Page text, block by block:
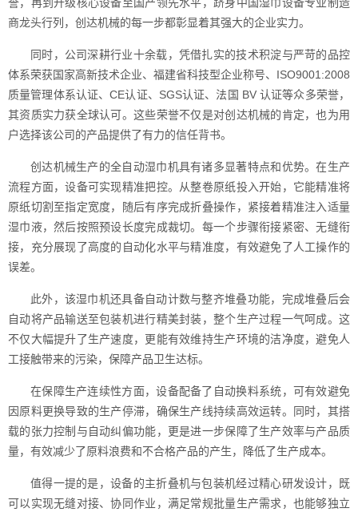
商龙头行列，创达机械的每一步都彰显着其强大的企业实力。
同时，公司深耕行业十余载，凭借扎实的技术积淀与严苛的品控
体系荣获国家高新技术企业、福建省科技型企业称号、ISO9001:2008
质量管理体系认证、CE认证、SGS认证、法国 BV 认证等众多荣誉，
其资质实力获全球认可。这些荣誉不仅是对创达机械的肯定，也为用
户选择该公司的产品提供了有力的信任背书。
创达机械生产的全自动湿巾机具有诸多显著特点和优势。在生产
流程方面，设备可实现精准把控。从整卷原纸投入开始，它能精准将
原纸切割至指定宽度，随后有序完成折叠操作，紧接着精准注入适量
湿巾液，然后按照预设长度完成裁切。每一个步骤衔接紧密、无缝衔
接，充分展现了高度的自动化水平与精准度，有效避免了人工操作的
误差。
此外，该湿巾机还具备自动计数与整齐堆叠功能，完成堆叠后会
自动将产品输送至包装机进行精美封装，整个生产过程一气呵成。这
不仅大幅提升了生产速度，更能有效维持生产环境的洁净度，避免人
工接触带来的污染，保障产品卫生达标。
在保障生产连续性方面，设备配备了自动换料系统，可有效避免
因原料更换导致的生产停滞，确保生产线持续高效运转。同时，其搭
载的张力控制与自动纠偏功能，更是进一步保障了生产效率与产品质
量，有效减少了原料浪费和不合格产品的产生，降低了生产成本。
值得一提的是，设备的主折叠机与包装机经过精心研发设计，既
可以实现无缝对接、协同作业，满足常规批量生产需求，也能够独立